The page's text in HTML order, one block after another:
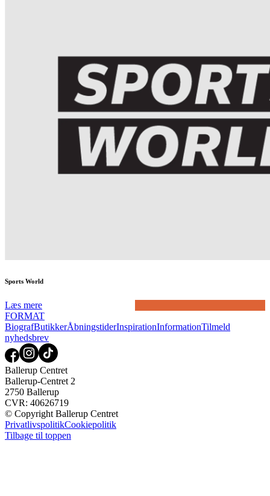
Sports World
Læs mere
FORMAT
BiografButikkerÅbningstiderInspirationInformationTilmeld
nyhedsbrev
Ballerup Centret
Ballerup-Centret 2
2750 Ballerup
CVR: 40626719
© Copyright Ballerup Centret
PrivatlivspolitikCookiepolitik
Tilbage til toppen